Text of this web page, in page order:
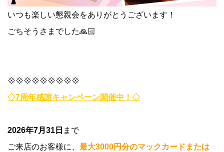
いつも楽しい懇親会をありがとうございます！
ごちそうさまでした🙏🏻
💠💠💠💠💠💠💠💠💠
◇7周年感謝キャンペーン開催中！◇
2026年7月31日 まで
ご来店のお客様に、 最大3000円分のマックカードまたは